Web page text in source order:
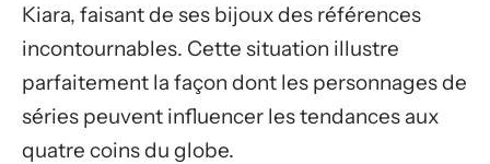
Kiara, faisant de ses bijoux des références
incontournables. Cette situation illustre
parfaitement la façon dont les personnages de
séries peuvent influencer les tendances aux
quatre coins du globe.